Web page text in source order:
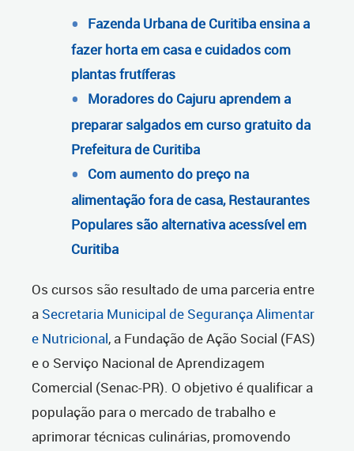
Fazenda Urbana de Curitiba ensina a
fazer horta em casa e cuidados com
plantas frutíferas
Moradores do Cajuru aprendem a
preparar salgados em curso gratuito da
Prefeitura de Curitiba
Com aumento do preço na
alimentação fora de casa, Restaurantes
Populares são alternativa acessível em
Curitiba
Os cursos são resultado de uma parceria entre
a Secretaria Municipal de Segurança Alimentar
e Nutricional, a Fundação de Ação Social (FAS)
e o Serviço Nacional de Aprendizagem
Comercial (Senac-PR). O objetivo é qualificar a
população para o mercado de trabalho e
aprimorar técnicas culinárias, promovendo